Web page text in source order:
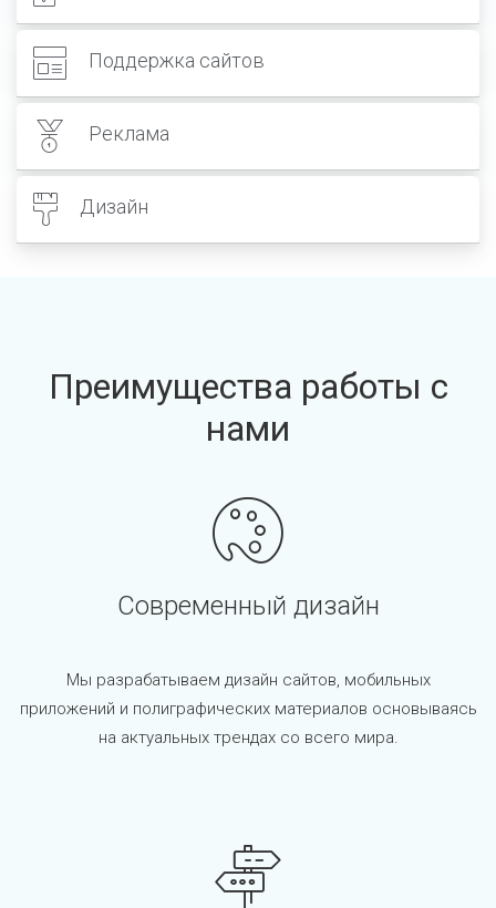
Поддержка сайтов
Реклама
Дизайн
Преимущества работы с
нами
Современный дизайн
Мы разрабатываем дизайн сайтов, мобильных
приложений и полиграфических материалов основываясь
на актуальных трендах со всего мира.